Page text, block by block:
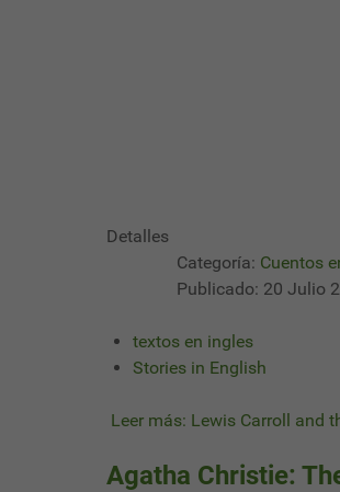
Detalles
Categoría: Cuentos
Publicado: 20 Julio
textos en ingles
Stories in English
Leer más: Lewis Carroll and
Agatha Christie: